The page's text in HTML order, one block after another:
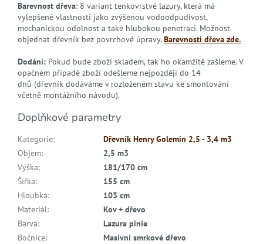
Barevnost dřeva: 8 variant tenkovrstvé lazury, která má
vylepšené vlastnosti jako zvýšenou vodoodpudivost,
mechanickou odolnost a také hlubokou penetraci. Možnost
objednat dřevník bez povrchové úpravy.Barevnosti dřeva zde.
Dodání: Pokud bude zboží skladem, tak ho okamžitě zašleme. V
opačném případě zboží odešleme nejpozději do 14
dnů (dřevník dodáváme v rozloženém stavu ke smontování
včetně montážního návodu).
Doplňkové parametry
Kategorie:
Dřevník Henry Golemin 2,5 - 3,4 m3
Objem:
2,5 m3
Výška:
181/170 cm
Šířka:
155 cm
Hloubka:
103 cm
Materiál:
Kov + dřevo
Barva:
Lazura pinie
Bočnice:
Masivní smrkové dřevo